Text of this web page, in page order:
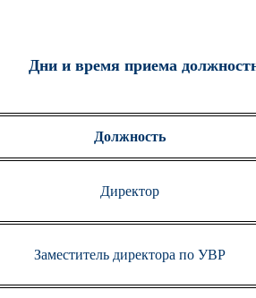
Дни и время приема
Должность
Директор
Заместитель директора по УВР